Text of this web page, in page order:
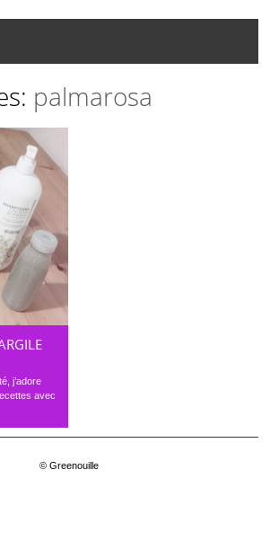
palmarosa
j’adore
avec
© Greenouille